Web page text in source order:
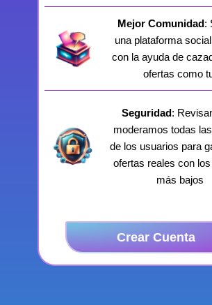
Mejor Comunidad:
una plataforma
con la ayuda de
ofertas como
Seguridad:
moderamos todas
de los usuarios para
ofertas reales con
más bajos
Crear Cuenta